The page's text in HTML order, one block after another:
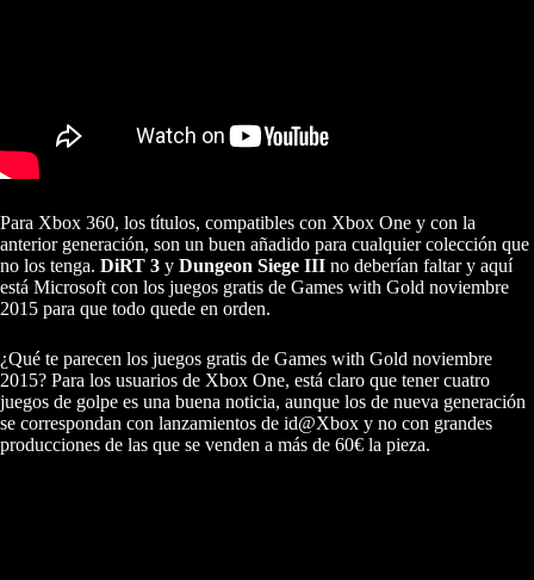
Para Xbox 360, los títulos, compatibles con Xbox One y con la
anterior generación, son un buen añadido para cualquier colección que
no los tenga. DiRT 3 y Dungeon Siege III no deberían faltar y aquí
está Microsoft con los juegos gratis de Games with Gold noviembre
2015 para que todo quede en orden.
¿Qué te parecen los juegos gratis de Games with Gold noviembre
2015? Para los usuarios de Xbox One, está claro que tener cuatro
juegos de golpe es una buena noticia, aunque los de nueva generación
se correspondan con lanzamientos de id@Xbox y no con grandes
producciones de las que se venden a más de 60€ la pieza.